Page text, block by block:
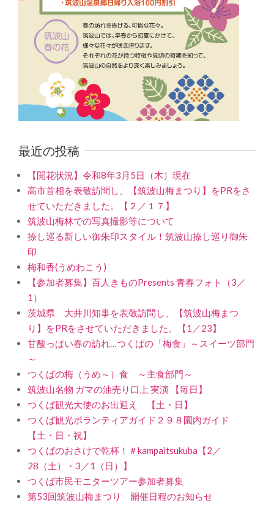
最近の投稿
【開花状況】令和8年3月5日（木）現在
高市首相を表敬訪問し、【筑波山梅まつり】をPRをさ
せていただきました。【２／１７】
筑波山梅林での写真撮影等について
捺し巡る新しい御朱印スタイル！筑波山捺し巡り御朱
印
梅和香(うめわこう)
【参加者募集】百人きものPresents 青春フォト（3／
1）
茨城県 大井川知事を表敬訪問し、【筑波山梅まつ
り】をPRをさせていただきました。【1／23】
甘酸っぱい春の訪れ…つくばの「梅食」～スイーツ部門
～
つくばの梅（うめ～）食 ～主食部門～
筑波山名物 ガマの油売り口上 実演 【毎日】
つくば観光大使のお出迎え 【土・日】
つくば観光ボランティアガイド２９８園内ガイド
【土・日・祝】
つくばのおさけで乾杯！＃kampaitsukuba【2／
28（土）・3／1（日）】
つくば市民モニターツアー参加者募集
第53回筑波山梅まつり 開催日程のお知らせ